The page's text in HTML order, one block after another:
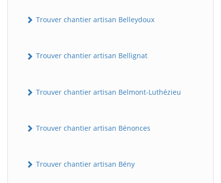
Trouver chantier artisan Belleydoux
Trouver chantier artisan Bellignat
Trouver chantier artisan Belmont-Luthézieu
Trouver chantier artisan Bénonces
Trouver chantier artisan Bény